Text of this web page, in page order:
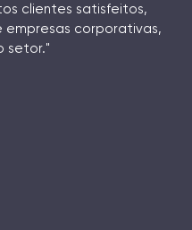
clientes satisfeitos,
empresas corporativas,
setor."